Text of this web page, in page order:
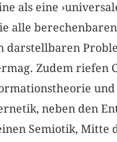
als eine
alle
darstellbaren
Zudem riefen
neben den
Semiotik, Mitte